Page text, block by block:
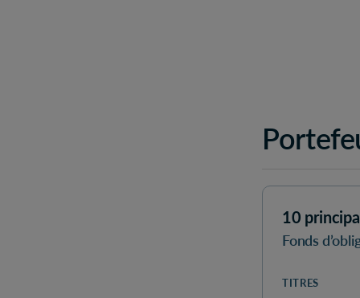
10
Fonds
TITRES